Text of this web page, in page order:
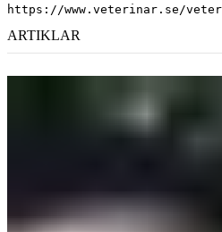
https://www.veterinar.se/
ARTIKLAR